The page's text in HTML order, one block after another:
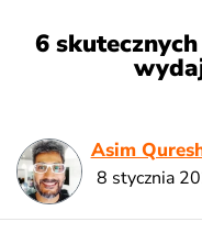
6
Asim
8 stycznia